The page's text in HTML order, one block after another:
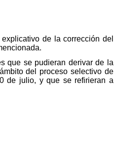
de la corrección del
que se pudieran derivar de la
del proceso selectivo de
de julio, y que se refirieran a